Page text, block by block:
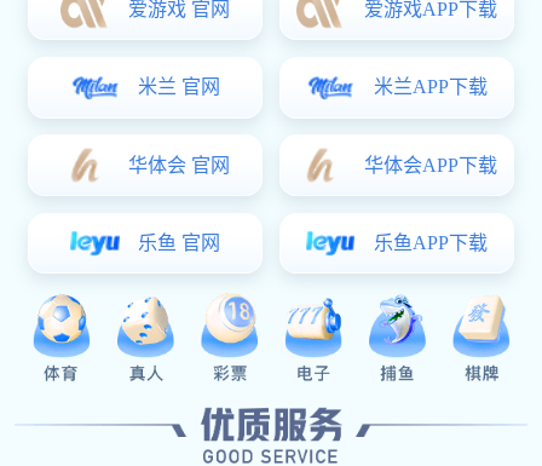
展源五金锌合金香水盖的电镀详解
随着社会的进步和人们生活水平的日
益提升，作为奢侈品的...
一起看看展源五金锌合金酒瓶盖生产流程
锌合金酒瓶盖装饰在白酒瓶上会给酒
瓶带来锦上添花的装饰...
浅谈展源五金锌合金铭牌设计的重要特点
展源五金的锌合金铭牌为何如何受欢